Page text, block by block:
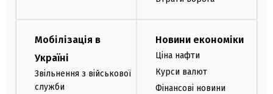
Мобілізація в
Україні
Звільнення з військової
служби
Новини економіки
Ціна нафти
Курси валют
Фінансові новини